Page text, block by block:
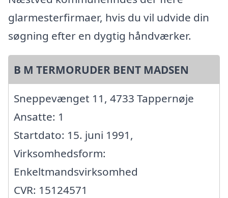
glarmesterfirmaer, hvis du vil udvide din
søgning efter en dygtig håndværker.
B M TERMORUDER BENT MADSEN
Sneppevænget 11, 4733 Tappernøje
Ansatte: 1
Startdato: 15. juni 1991,
Virksomhedsform:
Enkeltmandsvirksomhed
CVR: 15124571